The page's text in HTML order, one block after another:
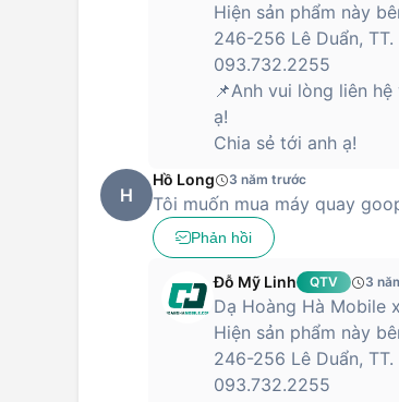
Hiện sản phẩm này
246-256 Lê Duẩn,
093.732.2255
📌Anh vui lòng liên
ạ!
Chia sẻ tới anh ạ!
H
Hồ Long 3 năm trước
Tôi muốn mua máy quay
Phản hồi
Đỗ Mỹ Linh QTV 3
Dạ Hoàng Hà Mobile
Hiện sản phẩm này
246-256 Lê Duẩn,
093.732.2255